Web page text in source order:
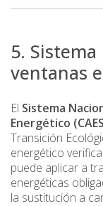
5. Sistema
ventanas
El Sistema
Energético
Transición
energético
puede aplicar a
energéticas
la sustitución a